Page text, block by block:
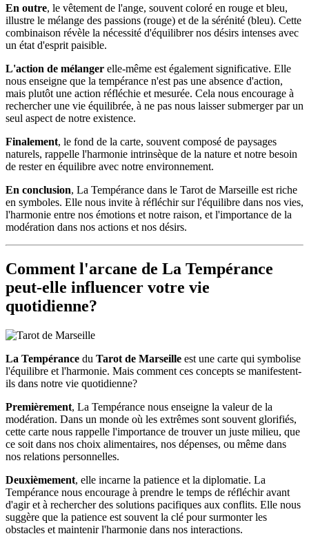
En outre, le vêtement de l'ange, souvent coloré en rouge et bleu,
illustre le mélange des passions (rouge) et de la sérénité (bleu). Cette
combinaison révèle la nécessité d'équilibrer nos désirs intenses avec
un état d'esprit paisible.
L'action de mélanger elle-même est également significative. Elle
nous enseigne que la tempérance n'est pas une absence d'action,
mais plutôt une action réfléchie et mesurée. Cela nous encourage à
rechercher une vie équilibrée, à ne pas nous laisser submerger par un
seul aspect de notre existence.
Finalement, le fond de la carte, souvent composé de paysages
naturels, rappelle l'harmonie intrinsèque de la nature et notre besoin
de rester en équilibre avec notre environnement.
En conclusion, La Tempérance dans le Tarot de Marseille est riche
en symboles. Elle nous invite à réfléchir sur l'équilibre dans nos vies,
l'harmonie entre nos émotions et notre raison, et l'importance de la
modération dans nos actions et nos désirs.
Comment l'arcane de La Tempérance
peut-elle influencer votre vie
quotidienne?
La Tempérance du Tarot de Marseille est une carte qui symbolise
l'équilibre et l'harmonie. Mais comment ces concepts se manifestent-
ils dans notre vie quotidienne?
Premièrement, La Tempérance nous enseigne la valeur de la
modération. Dans un monde où les extrêmes sont souvent glorifiés,
cette carte nous rappelle l'importance de trouver un juste milieu, que
ce soit dans nos choix alimentaires, nos dépenses, ou même dans
nos relations personnelles.
Deuxièmement, elle incarne la patience et la diplomatie. La
Tempérance nous encourage à prendre le temps de réfléchir avant
d'agir et à rechercher des solutions pacifiques aux conflits. Elle nous
suggère que la patience est souvent la clé pour surmonter les
obstacles et maintenir l'harmonie dans nos interactions.